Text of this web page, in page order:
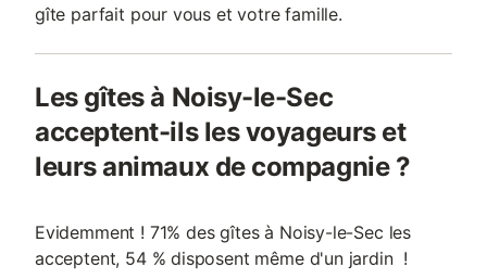
gîte parfait pour vous et votre famille.
Les gîtes à Noisy-le-Sec
acceptent-ils les voyageurs et
leurs animaux de compagnie ?
Evidemment ! 71% des gîtes à Noisy-le-Sec les
acceptent, 54 % disposent même d'un jardin !